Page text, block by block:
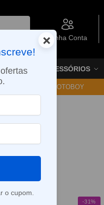
Minha Conta
ORAL ACESSÓRIOS
ATÉ 15:30 VIA MOTOBOY
-31%
×
o cupom.